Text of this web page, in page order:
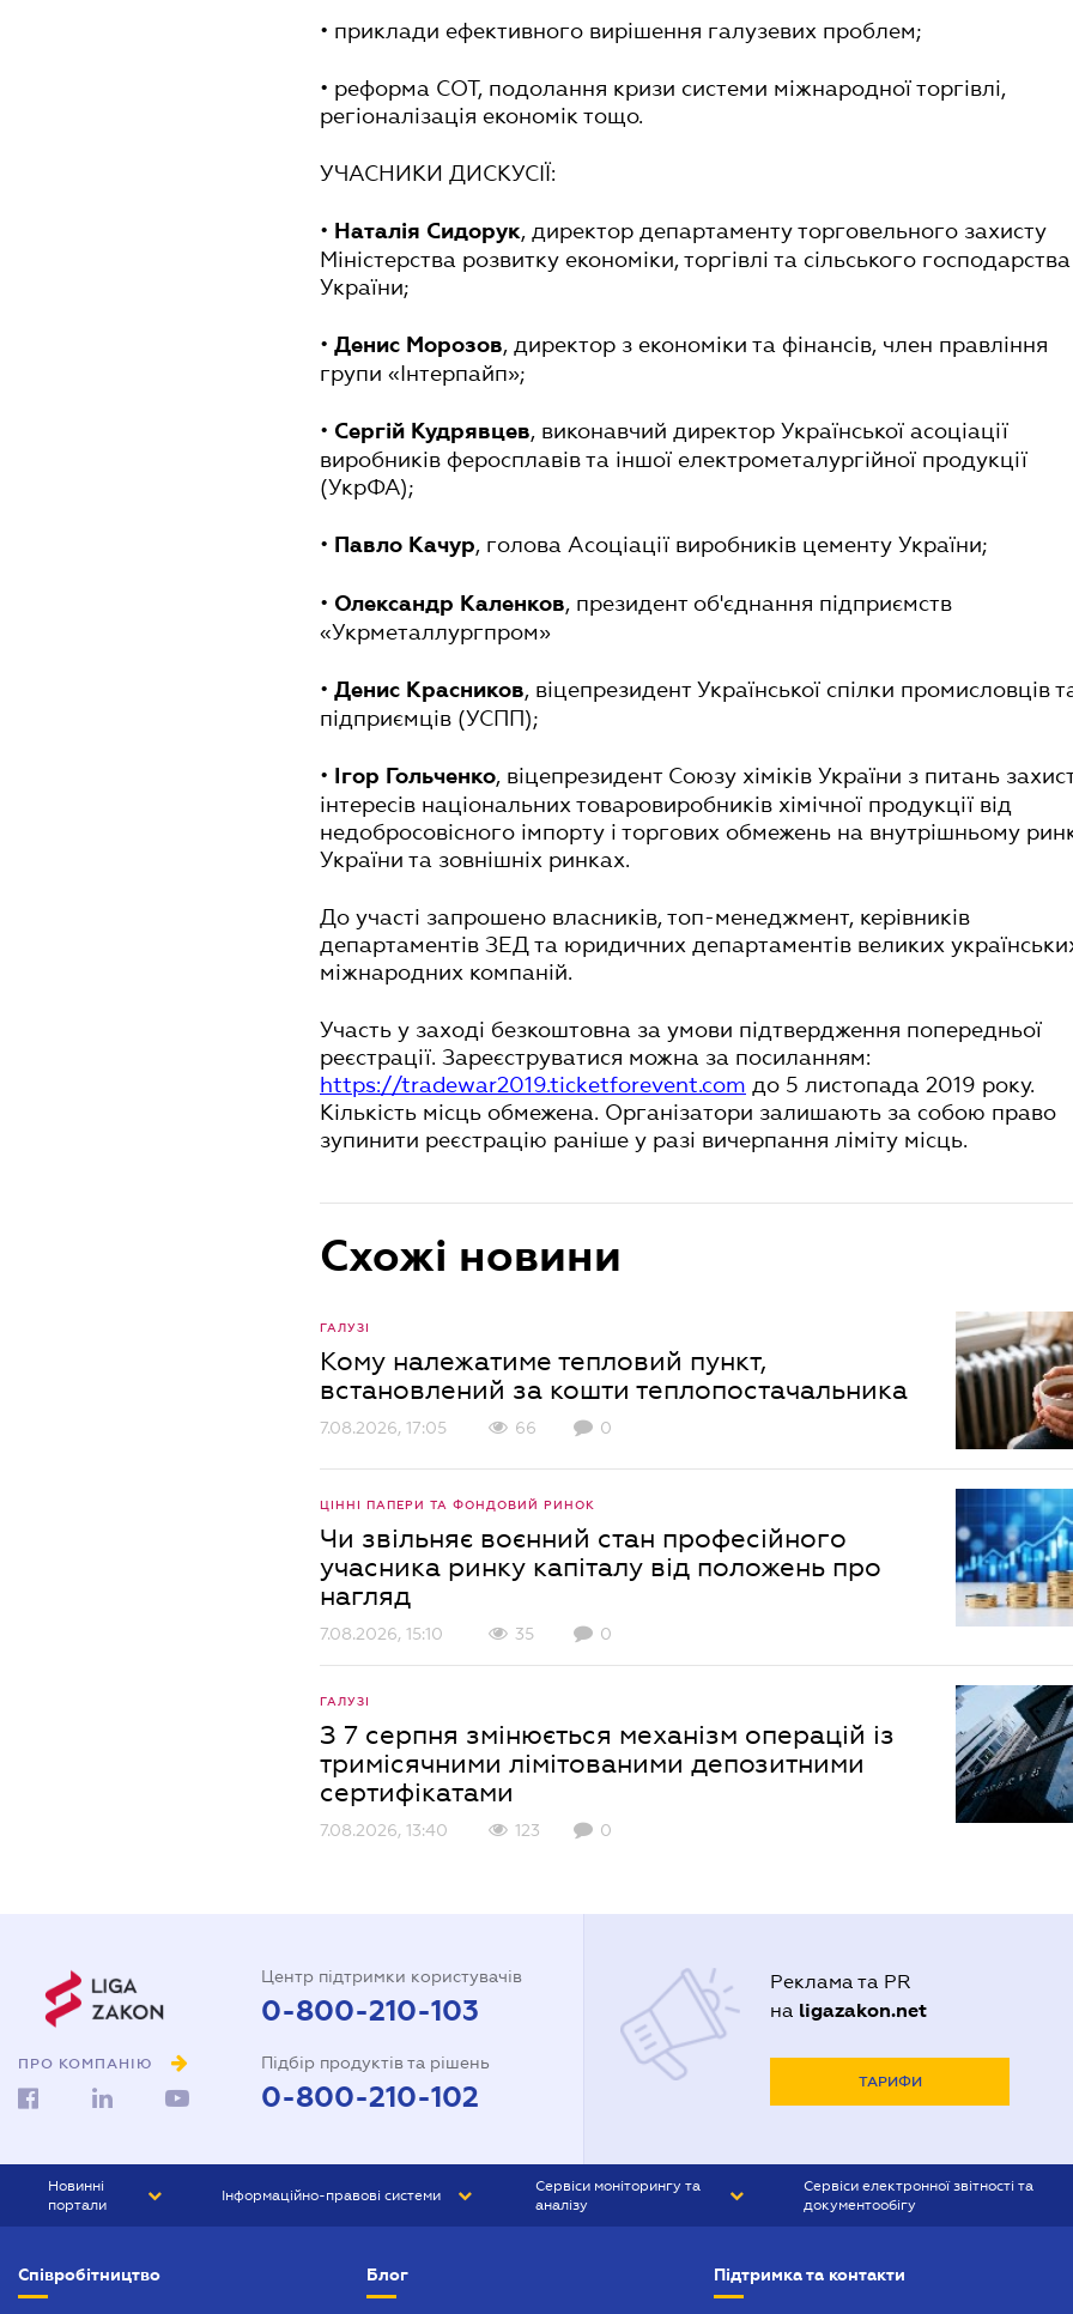
• приклади ефективного вирішення галузевих проблем;
• реформа СОТ, подолання кризи системи міжнародної торгівлі,
регіоналізація економік тощо.
УЧАСНИКИ ДИСКУСІЇ:
• Наталія Сидорук, директор департаменту торговельного захисту
Міністерства розвитку економіки, торгівлі та сільського господарства
України;
• Денис Морозов, директор з економіки та фінансів, член правління
групи «Інтерпайп»;
• Сергій Кудрявцев, виконавчий директор Української асоціації
виробників феросплавів та іншої електрометалургійної продукції
(УкрФА);
• Павло Качур, голова Асоціації виробників цементу України;
• Олександр Каленков, президент об'єднання підприємств
«Укрметаллургпром»
• Денис Красников, віцепрезидент Української спілки промисловців
підприємців (УСПП);
• Ігор Гольченко, віцепрезидент Союзу хіміків України з питань
інтересів національних товаровиробників хімічної продукції від
недобросовісного імпорту і торгових обмежень на внутрішньому
України та зовнішніх ринках.
До участі запрошено власників, топ-менеджмент, керівників
департаментів ЗЕД та юридичних департаментів великих
міжнародних компаній.
Участь у заході безкоштовна за умови підтвердження попередньої
реєстрації. Зареєструватися можна за посиланням:
https://tradewar2019.ticketforevent.com до 5 листопада 2019 року.
Кількість місць обмежена. Організатори залишають за собою право
зупинити реєстрацію раніше у разі вичерпання ліміту місць.
Схожі новини
ГАЛУЗІ
Кому належатиме тепловий пункт,
встановлений за кошти теплопостачальника
7.08.2026, 17:05 66 0
ЦІННІ ПАПЕРИ ТА ФОНДОВИЙ РИНОК
Чи звільняє воєнний стан професійного
учасника ринку капіталу від положень про
нагляд
7.08.2026, 15:10 35 0
ГАЛУЗІ
З 7 серпня змінюється механізм операцій із
тримісячними лімітованими депозитними
сертифікатами
7.08.2026, 13:40 123 0
ПРО КОМПАНІЮ
Центр підтримки користувачів
0-800-210-103
Підбір продуктів та рішень
0-800-210-102
Реклама та PR
на ligazakon.net
ТАРИФИ
Новинні
портали
БІЗНЕС
Інформаційно-правові системи
Сервіси моніторингу та
аналізу
Сервіси електронної звітності та
документообігу
Співробітництво Блог Підтримка та контакти